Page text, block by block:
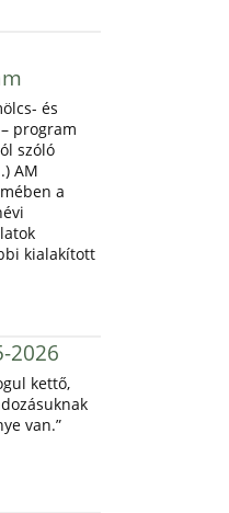
és
program
szóló
AM
a
kialakított
2026
kettő,
van.”